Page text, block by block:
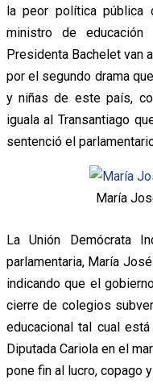
la peor política
ministro de
Presidenta Bachelet van
por el segundo drama
y niñas de este país,
iguala al Transantiago
sentenció el
María
La Unión Demócrata
parlamentaria, María
indicando que el
cierre de colegios
educacional tal cual
Diputada Cariola en el
pone fin al lucro, copago